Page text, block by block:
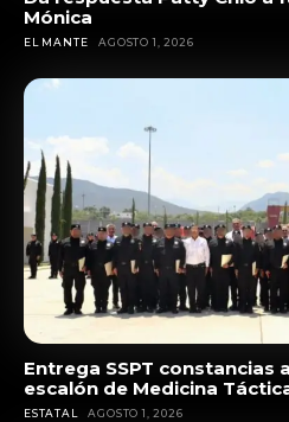
Mónica
EL MANTE AGOSTO 1, 2026
Entrega SSPT constancias
escalón de Medicina
ESTATAL AGOSTO 1, 2026